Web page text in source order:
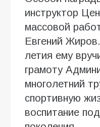
инструктор
массовой
Евгений
летия ему
грамоту
многолетний
спортивную
воспитание